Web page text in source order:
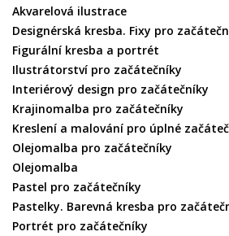
Akvarelová ilustrace
Designérská kresba. Fixy pro
Figurální kresba a portrét
Ilustrátorství pro začátečníky
Interiérový design pro začátečníky
Krajinomalba pro začátečníky
Kreslení a malování pro úplné
Olejomalba pro začátečníky
Olejomalba
Pastel pro začátečníky
Pastelky. Barevná kresba pro
Portrét pro začátečníky